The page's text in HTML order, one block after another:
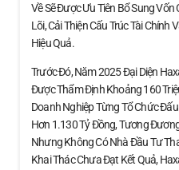
Về Sẽ Được Ưu Tiên Bổ Sung
Lõi, Cải Thiện Cấu Trúc Tài Chính
Hiệu Quả.
Trước Đó, Năm 2025 Đại Diện
Được Thẩm Định Khoảng 160
Doanh Nghiệp Từng Tổ Chức
Hơn 1.130 Tỷ Đồng, Tương
Nhưng Không Có Nhà Đầu Tư
Khai Thác Chưa Đạt Kết Quả,